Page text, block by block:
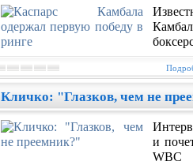
Кличко: "Глазков, чем не
и
WBC